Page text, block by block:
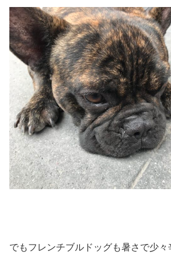
でもフレンチブルドッグも暑さで少々